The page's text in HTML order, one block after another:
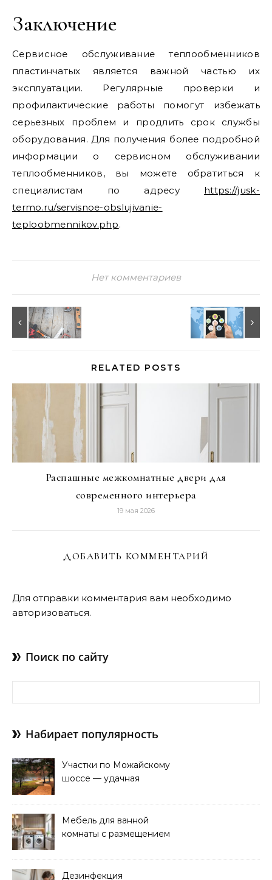
Заключение
Сервисное обслуживание теплообменников
пластинчатых является важной частью их
эксплуатации. Регулярные проверки и
профилактические работы помогут избежать
серьезных проблем и продлить срок службы
оборудования. Для получения более подробной
информации о сервисном обслуживании
теплообменников, вы можете обратиться к
специалистам по адресу https://jusk-
termo.ru/servisnoe-obslujivanie-
teploobmennikov.php.
Нет комментариев
RELATED POSTS
Распашные межкомнатные двери для
современного интерьера
19 мая 2026
ДОБАВИТЬ КОММЕНТАРИЙ
Для отправки комментария вам необходимо
авторизоваться.
Поиск по сайту
Набирает популярность
Участки по Можайскому
шоссе — удачная
Мебель для ванной
комнаты с размещением
Дезинфекция